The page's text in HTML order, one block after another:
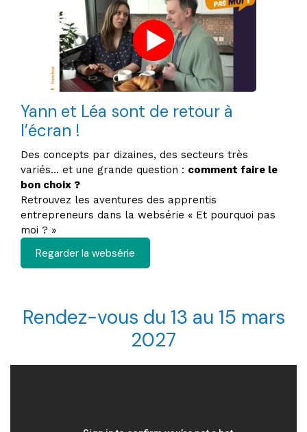
Yann et Léa sont de retour à
l’écran !
Des concepts par dizaines, des secteurs très
variés… et une grande question : comment faire le
bon choix ?
Retrouvez les aventures des apprentis
entrepreneurs dans la websérie « Et pourquoi pas
moi ? »
Regarder la websérie
Rendez-vous du 13 au 15 mars
2027